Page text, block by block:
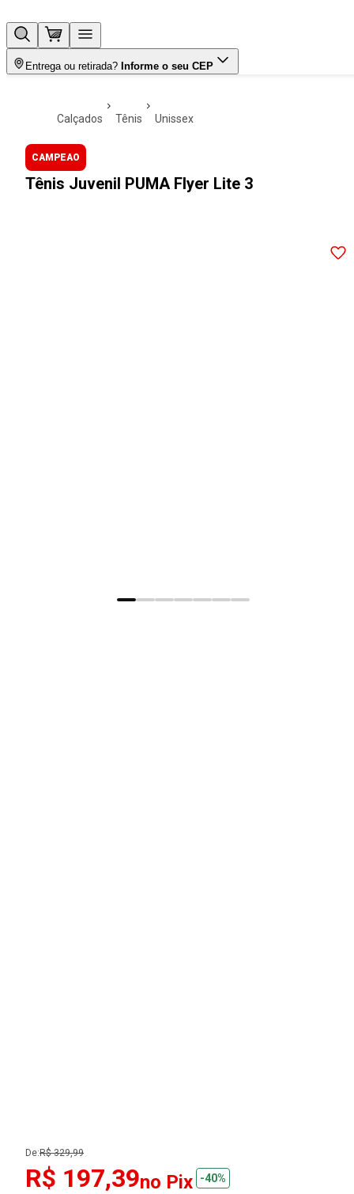
Entrega ou retirada? Informe o seu CEP
calçados tênis unissex
CAMPEAO
Tênis Juvenil PUMA Flyer Lite 3
De:R$ 329,99
R$ 197,39no Pix
-40%